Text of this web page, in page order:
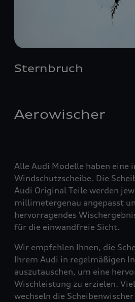
Sternbruch
Aerowischer
Alle Audi Modelle haben eine
Windschutzscheibe. Die
Audi Original Teile werden
millimetergenau angepasst
hervorragendes
für die einwandfreie Sicht.
Wir empfehlen Ihnen, die
Ihrem Audi in regelmäßigen
auszutauschen, um eine
Wischleistung zu erzielen.
wechseln die